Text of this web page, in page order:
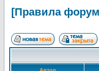
[Правила